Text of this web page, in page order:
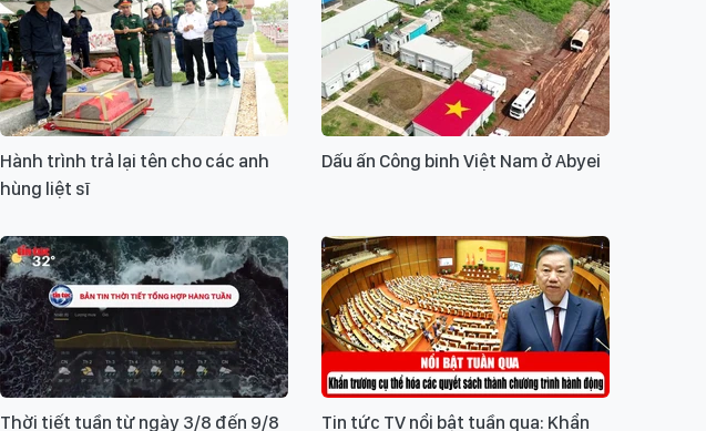
Hành trình trả lại tên cho các anh
hùng liệt sĩ
Dấu ấn Công binh Việt Nam ở Abyei
Thời tiết tuần từ ngày 3/8 đến 9/8 Tin tức TV nổi bật tuần qua: Khẩn